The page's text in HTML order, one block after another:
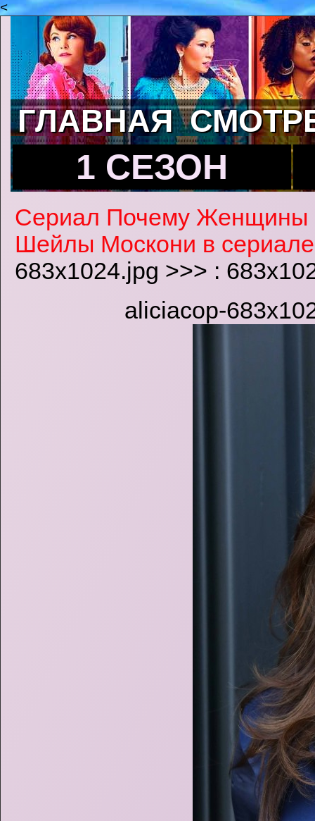
<
ГЛАВНАЯ
1 СЕЗОН
Сериал Почему Женщины
Шейлы Москони в
683x1024.jpg >>> :
aliciacop-